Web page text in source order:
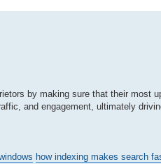
by making sure that their most
and engagement, ultimately
how indexing makes search